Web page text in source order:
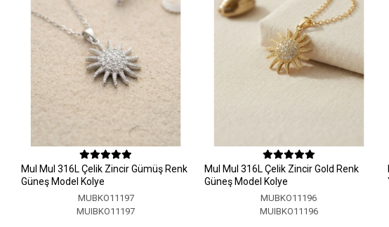
MuI MuI 316L Çelik Zincir Gümüş Renk
Güneş Model Kolye
MUBKO11197
MUIBKO11197
MuI MuI 316L Çelik Zincir Gold Renk
Güneş Model Kolye
MUBKO11196
MUIBKO11196